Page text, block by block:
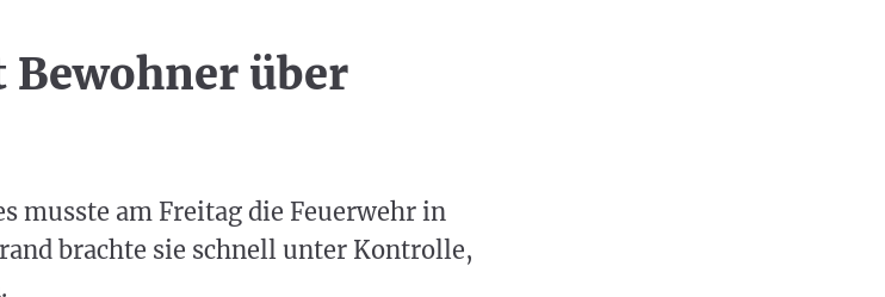
über
musste am Freitag die Feuerwehr in
brachte sie schnell unter Kontrolle,